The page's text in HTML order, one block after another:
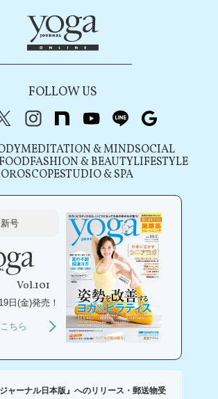
FOLLOW US
X（旧Twitter）
instagram
note youtubeline
MEDITATION & MINDSOCIAL
FASHION & BEAUTYLIFESTYLE
STUDIO & SPA
号
Vol.101
日(金)発売！
ちら
ャーナル日本版』へのリリース・郵送物受